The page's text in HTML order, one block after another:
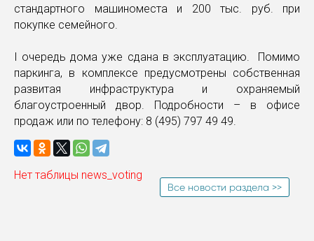
стандартного машиноместа и 200 тыс. руб. при
покупке семейного.
I очередь дома уже сдана в эксплуатацию. Помимо
паркинга, в комплексе предусмотрены собственная
развитая инфраструктура и охраняемый
благоустроенный двор. Подробности – в офисе
продаж или по телефону: 8 (495) 797 49 49.
Нет таблицы news_voting
Все новости раздела >>